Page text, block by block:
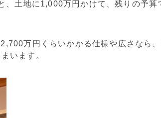
土地に1,000万円かけて、残りの予
万円くらいかかる仕様や広さなら
います。